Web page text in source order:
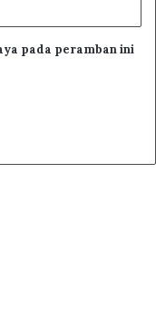
pada peramban ini